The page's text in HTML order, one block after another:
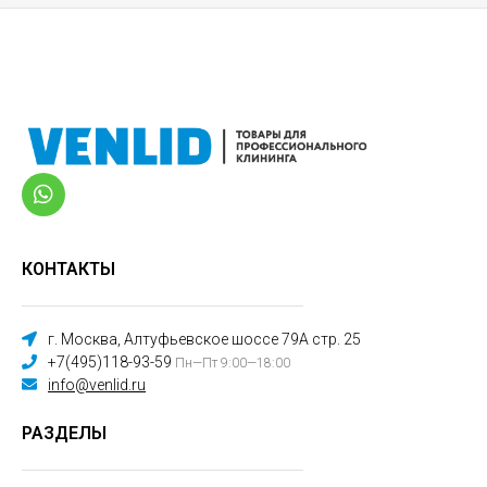
КОНТАКТЫ
г. Москва, Алтуфьевское шоссе 79А стр. 25
+7(495)118-93-59 Пн—Пт 9:00—18:00
info@venlid.ru
РАЗДЕЛЫ